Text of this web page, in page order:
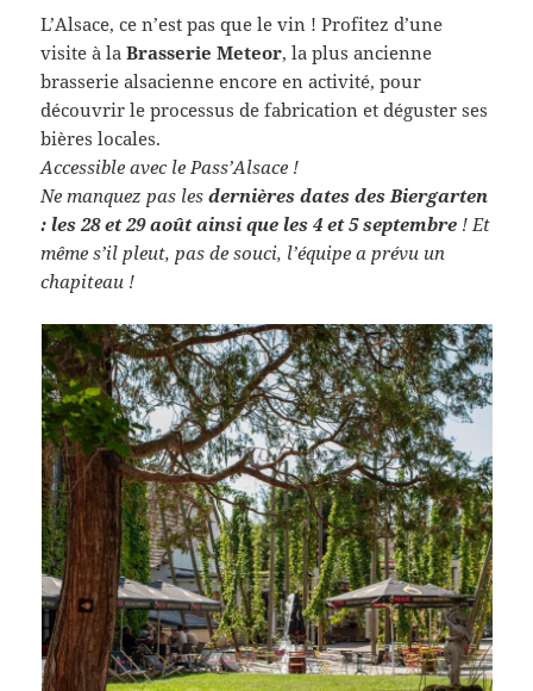
L’Alsace, ce n’est pas que le vin ! Profitez d’une
visite à laBrasserie Meteor, la plus ancienne
brasserie alsacienne encore en activité, pour
découvrir le processus de fabrication et déguster ses
bières locales.
Accessible avec le Pass’Alsace !
Ne manquez pas lesdernières dates des Biergarten
: les 28 et 29 août ainsi que les 4 et 5 septembre ! Et
même s’il pleut, pas de souci, l’équipe a prévu un
chapiteau !